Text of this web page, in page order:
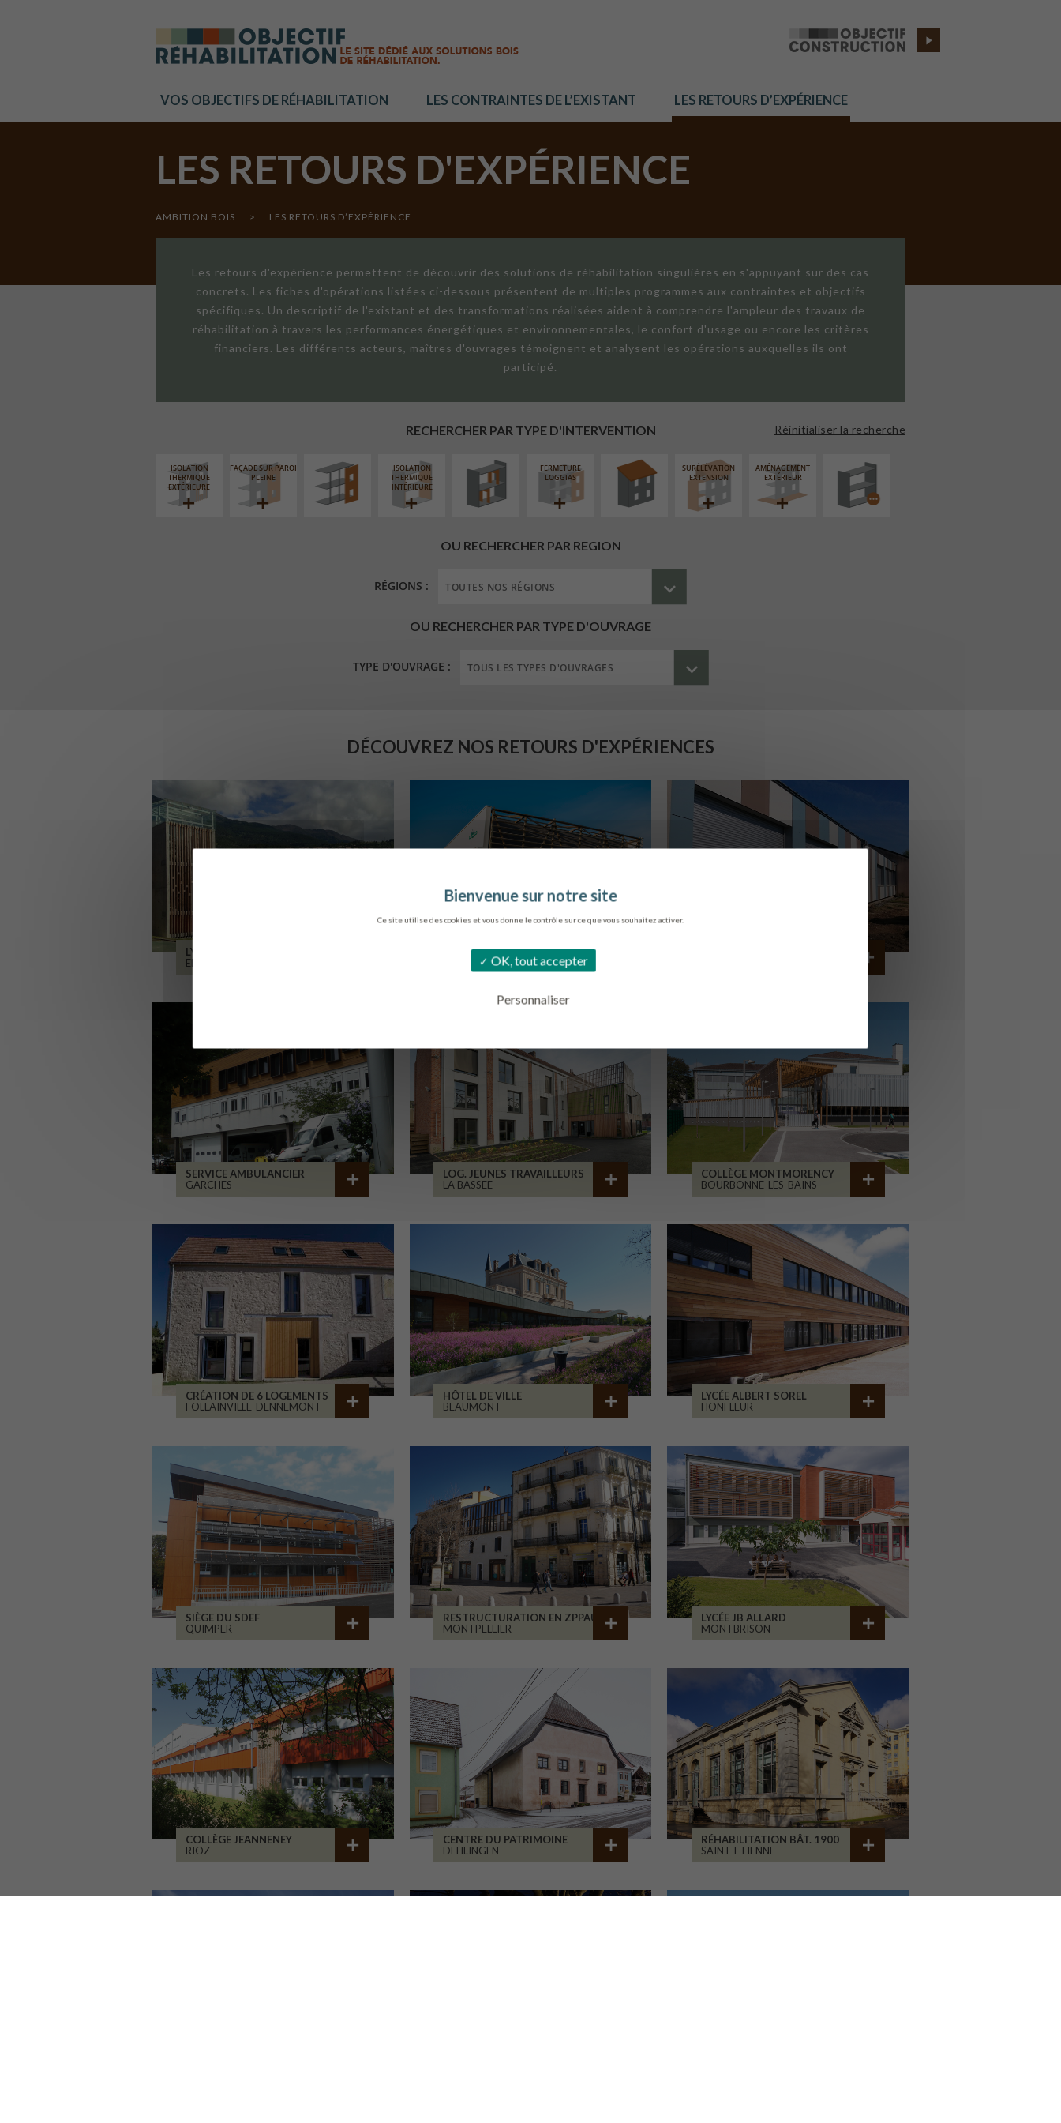
Ce site utilise des cookies et vous donne le contrôle sur ce que vous souhaitez activer.
OK, tout accepter
Personnaliser
VOS OBJECTIFS DE RÉHABILITATION LES CONTRAINTES DE L’EXISTANT LES RETOURS D’EXPÉRIENCE
LES RETOURS D'EXPÉRIENCE
AMBITION BOIS > LES RETOURS D’EXPÉRIENCE
Les retours d'expérience permettent de découvrir des solutions de réhabilitation singulières en s'appuyant sur des cas
concrets. Les fiches d'opérations listées ci-dessous présentent de multiples programmes aux contraintes et objectifs
spécifiques. Un descriptif de l'existant et des transformations réalisées aident à comprendre l'ampleur des travaux de
réhabilitation à travers les performances énergétiques et environnementales, le confort d'usage ou encore les critères
financiers. Les différents acteurs, maîtres d'ouvrages témoignent et analysent les opérations auxquelles ils ont
participé.
RECHERCHER PAR TYPE D'INTERVENTION Réinitialiser la recherche
ISOLATION
THERMIQUE
EXTÉRIEURE
FAÇADE SUR PAROI
PLEINE
ISOLATION
THERMIQUE
INTÉRIEURE
FERMETURE
LOGGIAS
SURÉLÉVATION
EXTENSION
AMÉNAGEMENT
EXTÉRIEUR
OU RECHERCHER PAR REGION
RÉGIONS :
OU RECHERCHER PAR TYPE D'OUVRAGE
TYPE D'OUVRAGE :
DÉCOUVREZ NOS RETOURS D'EXPÉRIENCES
LYCÉE ALPES ET DURANCE
EMBRUN
SIÈGE DE L’ONF
SERVICE AMBULANCIER
GARCHES
LOG. JEUNES TRAVAILLEURS
LA BASSEE
COLLÈGE MONTMORENCY
BOURBONNE-LES-BAINS
CRÉATION DE 6 LOGEMENTS
FOLLAINVILLE-DENNEMONT
HÔTEL DE VILLE
BEAUMONT
LYCÉE ALBERT SOREL
HONFLEUR
SIÈGE DU SDEF
QUIMPER
RESTRUCTURATION EN ZPPAUP
MONTPELLIER
LYCÉE JB ALLARD
MONTBRISON
COLLÈGE JEANNENEY
RIOZ
CENTRE DU PATRIMOINE
DEHLINGEN
RÉHABILITATION BÂT. 1900
SAINT-ETIENNE